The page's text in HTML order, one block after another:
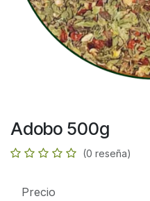
Adobo 500g
(0 reseña)
Precio